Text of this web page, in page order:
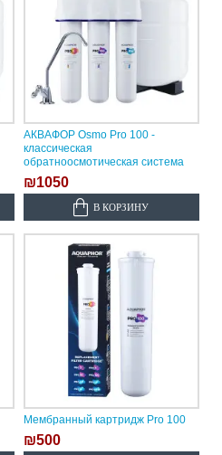
АКВАФОР Osmo Pro 100 -
классическая
обратноосмотическая система
₪1050
В КОРЗИНУ
Мембранный картридж Pro 100
₪500